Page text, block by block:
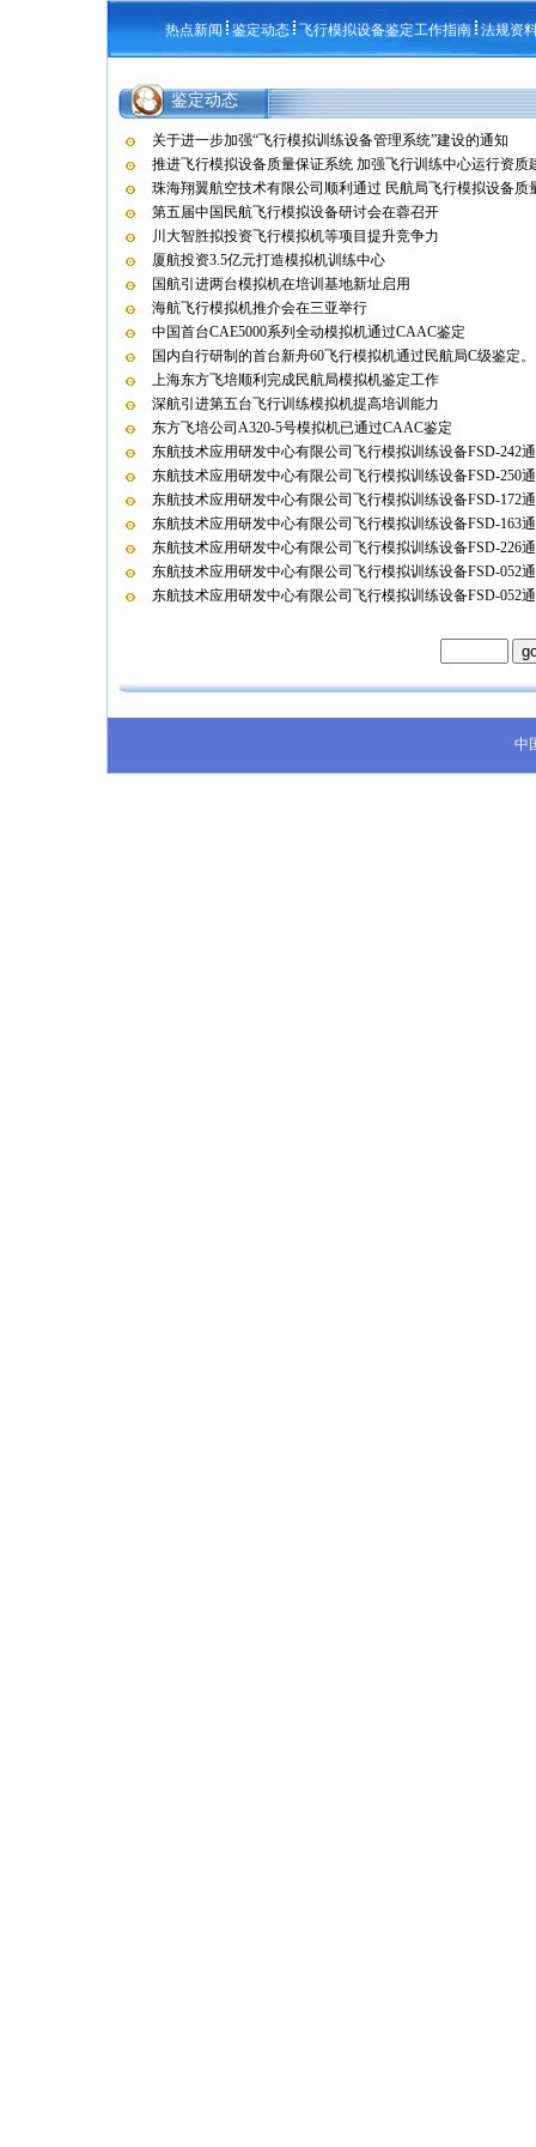
热点新闻 鉴定动态 飞行模拟设备鉴定工作指南 法规资
鉴定动态
关于进一步加强“飞行模拟训练设备管理系统”建设的通知
推进飞行模拟设备质量保证系统 加强飞行训练中心运行资质
珠海翔翼航空技术有限公司顺利通过 民航局飞行模拟设备质
第五届中国民航飞行模拟设备研讨会在蓉召开
川大智胜拟投资飞行模拟机等项目提升竞争力
厦航投资3.5亿元打造模拟机训练中心
国航引进两台模拟机在培训基地新址启用
海航飞行模拟机推介会在三亚举行
中国首台CAE5000系列全动模拟机通过CAAC鉴定
国内自行研制的首台新舟60飞行模拟机通过民航局C级鉴定。
上海东方飞培顺利完成民航局模拟机鉴定工作
深航引进第五台飞行训练模拟机提高培训能力
东方飞培公司A320-5号模拟机已通过CAAC鉴定
东航技术应用研发中心有限公司飞行模拟训练设备FSD-242
东航技术应用研发中心有限公司飞行模拟训练设备FSD-250
东航技术应用研发中心有限公司飞行模拟训练设备FSD-172
东航技术应用研发中心有限公司飞行模拟训练设备FSD-163
东航技术应用研发中心有限公司飞行模拟训练设备FSD-226
东航技术应用研发中心有限公司飞行模拟训练设备FSD-052
东航技术应用研发中心有限公司飞行模拟训练设备FSD-052
中